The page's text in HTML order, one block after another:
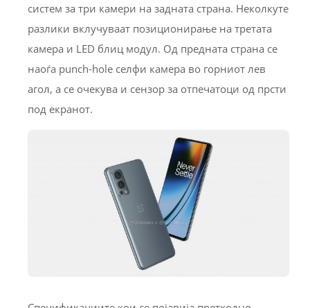
систем за три камери на задната страна. Неколкуте
разлики вклучуваат позиционирање на третата
камера и LED блиц модул. Од предната страна се
наоѓа punch-hole селфи камера во горниот лев
агол, а се очекува и сензор за отпечатоци од прсти
под екранот.